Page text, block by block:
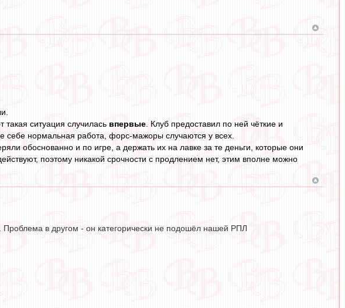
ситуация случилась впервые. Клуб предоставил по ней чёткие и
нормальная работа, форс-мажоры случаются у всех.
обоснованно и по игре, а держать их на лавке за те деньги, которые они
поэтому никакой срочности с продлением нет, этим вполне можно
Проблема в другом - он категорически не подошёл нашей РПЛ